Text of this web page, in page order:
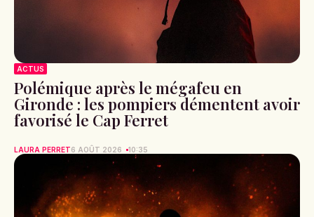
ACTUS
Polémique après le mégafeu en
Gironde : les pompiers démentent avoir
favorisé le Cap Ferret
LAURA PERRET6 AOÛT 2026 10:35